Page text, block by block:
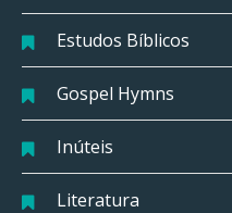
Estudos Bíblicos
Gospel Hymns
Inúteis
Literatura